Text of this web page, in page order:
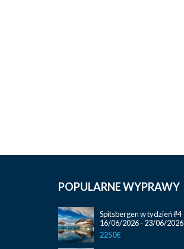
POPULARNE WYPRAWY
Spitsbergen w tydzień #4
16/06/2026 - 23/06/2026
2250€